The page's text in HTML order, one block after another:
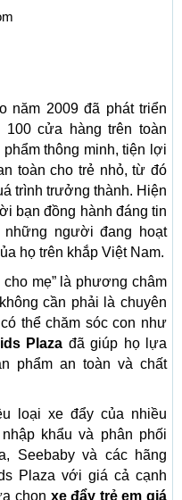
năm 2009 đã phát triển
cửa hàng trên toàn
thông minh, tiện lợi
toàn cho trẻ nhỏ, từ đó
trình trưởng thành. Hiện
bạn đồng hành đáng tin
người đang hoạt
họ trên khắp Việt Nam.
mẹ” là phương châm
cần phải là chuyên
thể chăm sóc con như
Plaza đã giúp họ lựa
phẩm an toàn và chất
loại xe đẩy của nhiều
khẩu và phân phối
Seebaby và các hãng
Plaza với giá cả cạnh
chọn xe đẩy trẻ em giá